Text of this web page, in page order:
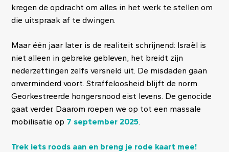
kregen de opdracht om alles in het werk te stellen om
die uitspraak af te dwingen.
Maar één jaar later is de realiteit schrijnend: Israël is
niet alleen in gebreke gebleven, het breidt zijn
nederzettingen zelfs versneld uit. De misdaden gaan
onverminderd voort. Straffeloosheid blijft de norm.
Georkestreerde hongersnood eist levens. De genocide
gaat verder. Daarom roepen we op tot een massale
mobilisatie op 7 september 2025.
Trek iets roods aan en breng je rode kaart mee!